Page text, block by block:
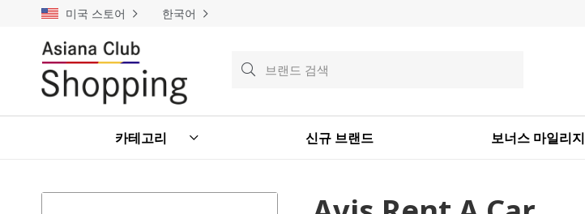
미국 스토어 한국어
검
카테고리 신규 브랜드 보너스 마일리지